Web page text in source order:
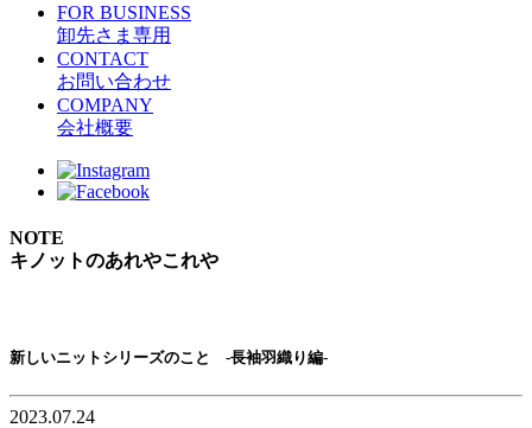
FOR BUSINESS
卸先さま専用
CONTACT
お問い合わせ
COMPANY
会社概要
NOTE
キノットのあれやこれや
新しいニットシリーズのこと -長袖羽織り編-
2023.07.24